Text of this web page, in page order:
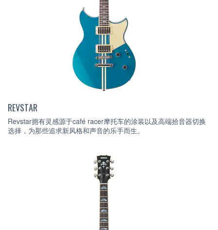
REVSTAR
Revstar拥有灵感源于café racer摩托车的涂装以及高端拾音器切换
选择，为那些追求新风格和声音的乐手而生。